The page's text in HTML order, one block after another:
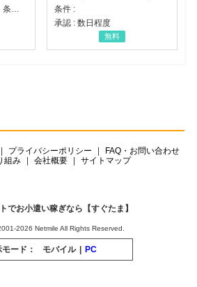
条件 :
承認 : 数日程度
無料
プライバシーポリシー
FAQ・お問い合わせ
組み
会社概要 サイトマップ
でお小遣い稼ぎなら【すぐたま】
2026 Netmile All Rights Reserved.
ード： モバイル | PC